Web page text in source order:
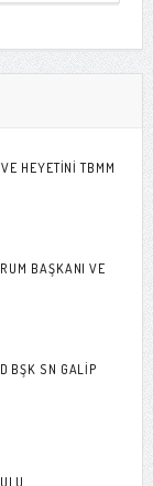
HEYETINI TBMM
BAŞKANI VE
BŞK SN GALIP